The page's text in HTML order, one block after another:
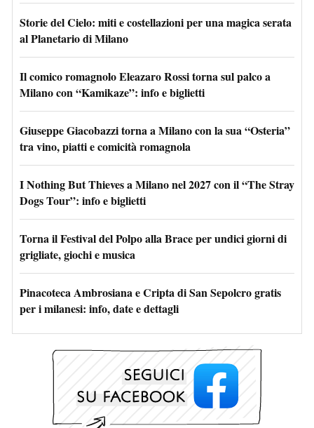
Storie del Cielo: miti e costellazioni per una magica serata
al Planetario di Milano
Il comico romagnolo Eleazaro Rossi torna sul palco a
Milano con “Kamikaze”: info e biglietti
Giuseppe Giacobazzi torna a Milano con la sua “Osteria”
tra vino, piatti e comicità romagnola
I Nothing But Thieves a Milano nel 2027 con il “The Stray
Dogs Tour”: info e biglietti
Torna il Festival del Polpo alla Brace per undici giorni di
grigliate, giochi e musica
Pinacoteca Ambrosiana e Cripta di San Sepolcro gratis
per i milanesi: info, date e dettagli